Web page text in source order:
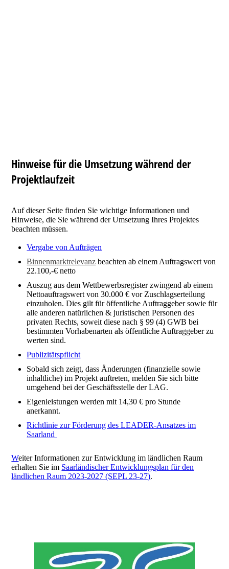
Hinweise für die Umsetzung während der
Projektlaufzeit
Auf dieser Seite finden Sie wichtige Informationen und
Hinweise, die Sie während der Umsetzung Ihres Projektes
beachten müssen.
Vergabe von Aufträgen
Binnenmarktrelevanz beachten ab einem Auftragswert von
22.100,-€ netto
Auszug aus dem Wettbewerbsregister zwingend ab einem
Nettoauftragswert von 30.000 € vor Zuschlagserteilung
einzuholen. Dies gilt für öffentliche Auftraggeber sowie für
alle anderen natürlichen & juristischen Personen des
privaten Rechts, soweit diese nach § 99 (4) GWB bei
bestimmten Vorhabenarten als öffentliche Auftraggeber zu
werten sind.
Publizitätspflicht
Sobald sich zeigt, dass Änderungen (finanzielle sowie
inhaltliche) im Projekt auftreten, melden Sie sich bitte
umgehend bei der Geschäftsstelle der LAG.
Eigenleistungen werden mit 14,30 € pro Stunde
anerkannt.
Richtlinie zur Förderung des LEADER-Ansatzes im
Saarland
Weiter Informationen zur Entwicklung im ländlichen Raum
erhalten Sie im Saarländischer Entwicklungsplan für den
ländlichen Raum 2023-2027 (SEPL 23-27).